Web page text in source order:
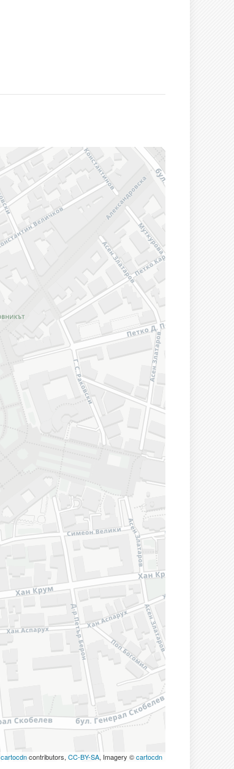
cartocdncontributors, CC-BY-SA, Imagery ©cartocdn